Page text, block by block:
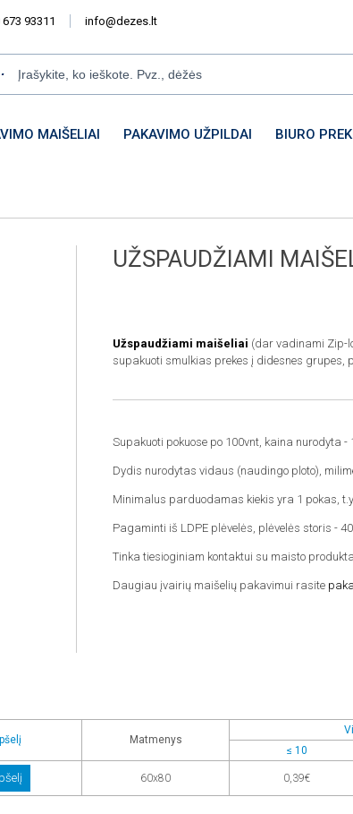
93311 info@dezes.lt
MAIŠELIAI PAKAVIMO UŽPILDAI BIURO
UŽSPAUDŽIAMI
Užspaudžiami maišeliai (dar vadinami Zip-
supakuoti smulkias prekes į didesnes
Supakuoti pokuose po 100vnt, kaina nurodyta -
Dydis nurodytas vidaus (naudingo ploto),
Minimalus parduodamas kiekis yra 1 pokas,
Pagaminti iš LDPE plėvelės, plėvelės storis -
Tinka tiesioginiam kontaktui su maisto
Daugiau įvairių maišelių pakavimui rasite
Matmenys
≤ 10
60x80 0,39€